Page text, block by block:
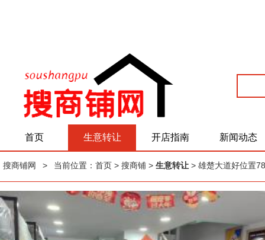
首页 生意转让 开店指南 新闻动态
搜商铺网 > 当前位置： 首页 > 搜商铺 > 生意转让 > 雄楚大道好位置